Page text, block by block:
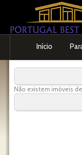
Início
Não existem imóveis